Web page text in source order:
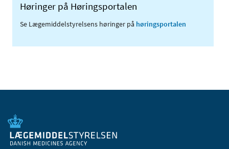
Høringer på Høringsportalen
Se Lægemiddelstyrelsens høringer på høringsportalen